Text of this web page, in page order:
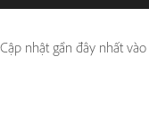
Cập nhật gần đây nhất vào